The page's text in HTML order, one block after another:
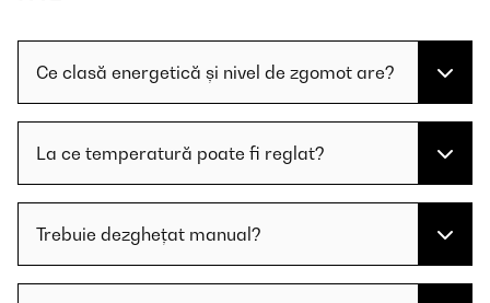
Ce clasă energetică și nivel de zgomot are?
La ce temperatură poate fi reglat?
Trebuie dezghețat manual?